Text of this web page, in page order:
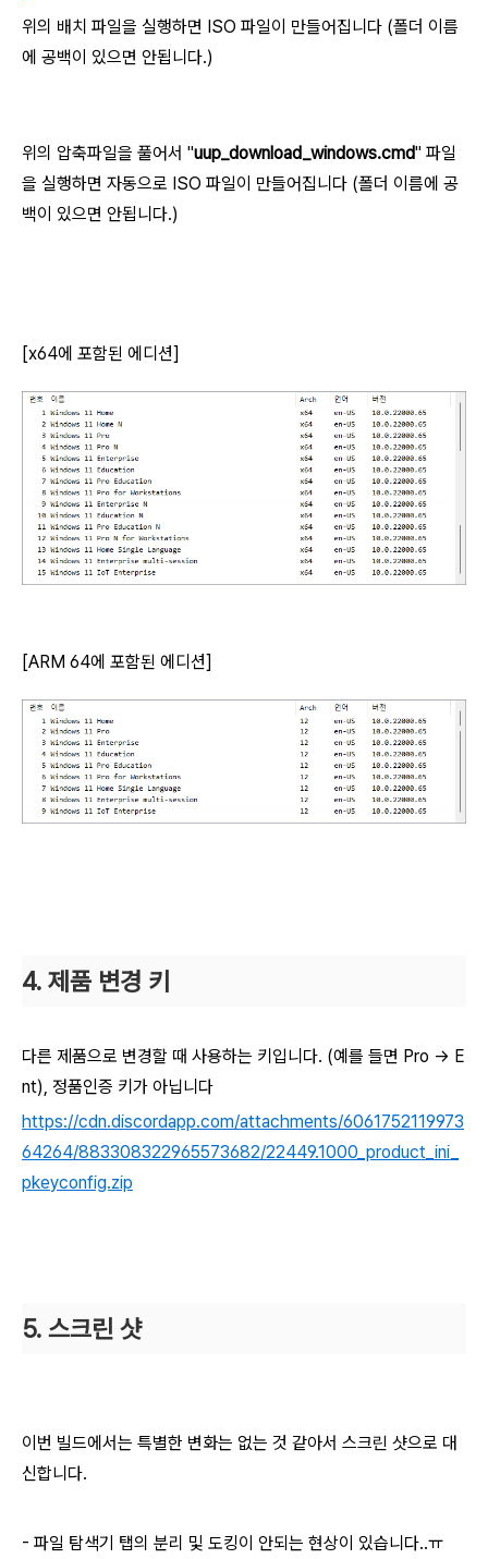
위의 배치 파일을 실행하면 ISO 파일이 만들어집니다 (폴더 이름
에 공백이 있으면 안됩니다.)
위의 압축파일을 풀어서 "uup_download_windows.cmd" 파일
을 실행하면 자동으로 ISO 파일이 만들어집니다 (폴더 이름에 공
백이 있으면 안됩니다.)
[x64에 포함된 에디션]
[ARM 64에 포함된 에디션]
4. 제품 변경 키
다른 제품으로 변경할 때 사용하는 키입니다. (예를 들면 Pro → E
nt), 정품인증 키가 아닙니다
https://cdn.discordapp.com/attachments/6061752119973
64264/883308322965573682/22449.1000_product_ini_
pkeyconfig.zip
5. 스크린 샷
이번 빌드에서는 특별한 변화는 없는 것 같아서 스크린 샷으로 대
신합니다.
- 파일 탐색기 탭의 분리 및 도킹이 안되는 현상이 있습니다..ㅠ